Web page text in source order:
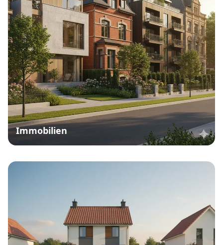
Immobilien